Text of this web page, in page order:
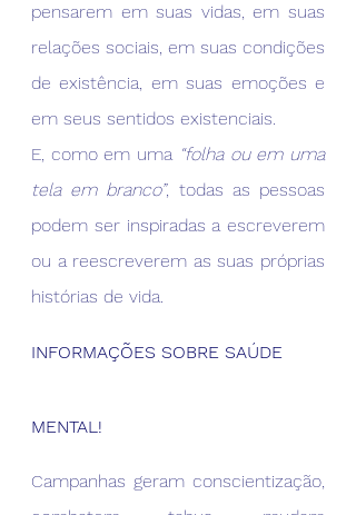
pensarem em suas vidas, em suas
relações sociais, em suas condições
de existência, em suas emoções e
em seus sentidos existenciais.
E, como em uma “folha ou em uma
tela em branco”, todas as pessoas
podem ser inspiradas a escreverem
ou a reescreverem as suas próprias
histórias de vida.
INFORMAÇÕES SOBRE SAÚDE
MENTAL!
Campanhas geram conscientização,